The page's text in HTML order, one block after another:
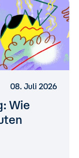
08. Juli 2026
Wie